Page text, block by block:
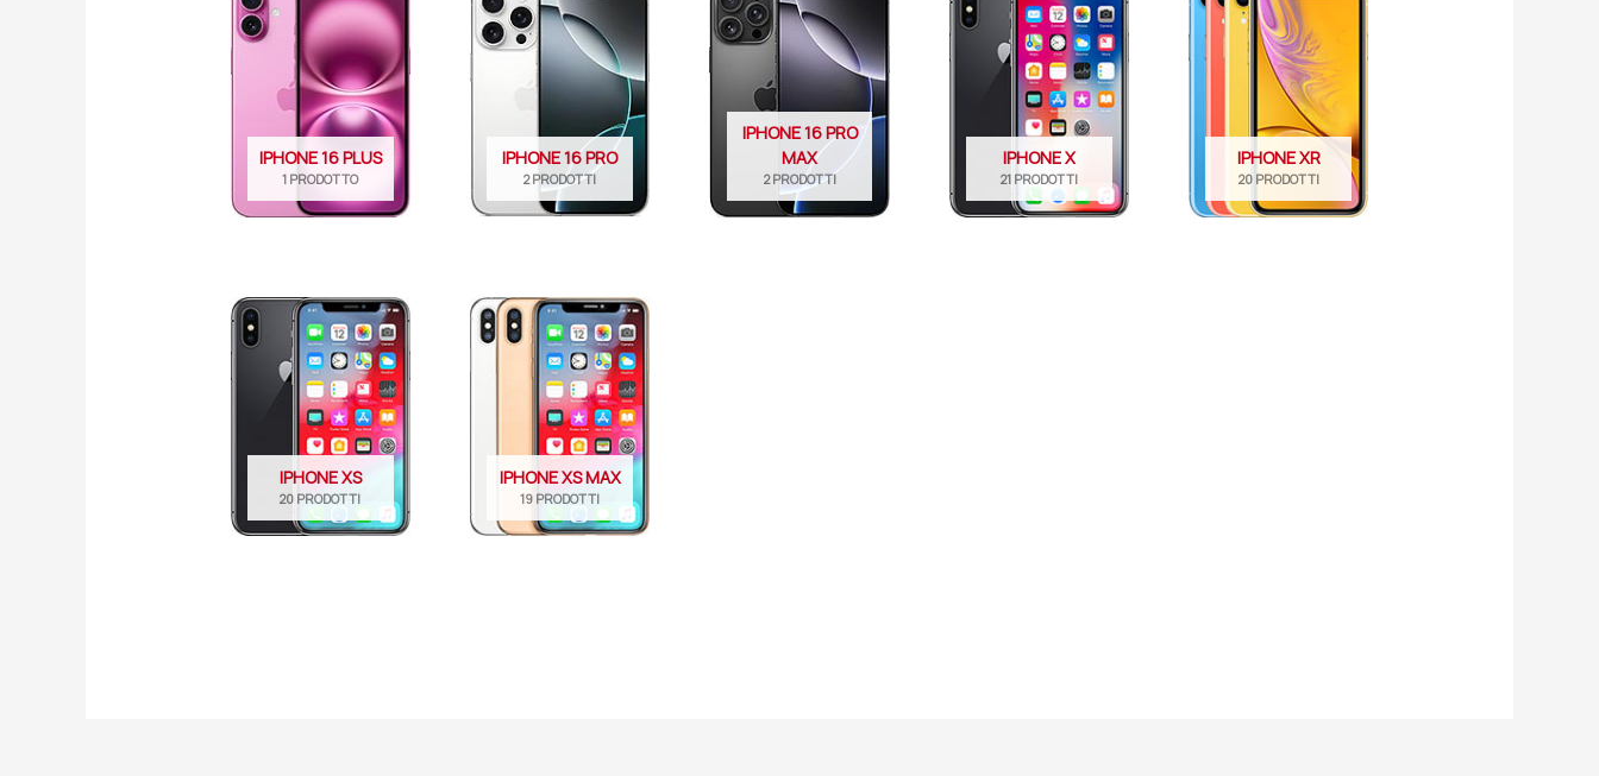
IPHONE 16 PLUS
1 PRODOTTO
IPHONE 16 PRO
2 PRODOTTI
IPHONE 16 PRO
MAX
2 PRODOTTI
IPHONE X
21 PRODOTTI
IPHONE XR
20 PRODOTTI
IPHONE XS
20 PRODOTTI
IPHONE XS MAX
19 PRODOTTI